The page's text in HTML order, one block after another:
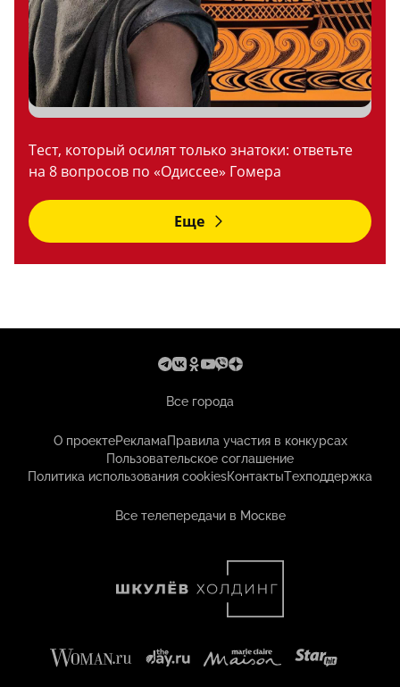
Тест, который осилят только знатоки: ответьте
на 8 вопросов по «Одиссее» Гомера
Еще
Все города
О проектеРекламаПравила участия в конкурсах
Пользовательское соглашение
Политика использования cookiesКонтактыТехподдержка
Все телепередачи в Москве